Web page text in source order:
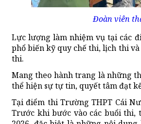
Đoàn viên
Lực lượng làm nhiệm vụ tại các
phổ biến kỹ quy chế thi, lịch thi
thi.
Mang theo hành trang là những
thể hiện sự tự tin, quyết tâm đạt
Tại điểm thi Trường THPT Cái
Trước khi bước vào các buổi thi,